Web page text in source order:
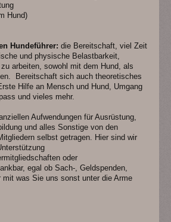
Hund)
Hundeführer: die Bereitschaft, viel Zeit
und physische Belastbarkeit,
arbeiten, sowohl mit dem Hund, als
Bereitschaft sich auch theoretisches
Hilfe an Mensch und Hund, Umgang
und vieles mehr.
Aufwendungen für Ausrüstung,
und alles Sonstige von den
selbst getragen. Hier sind wir
oder
egal ob Sach-, Geldspenden,
mit was Sie uns sonst unter die Arme